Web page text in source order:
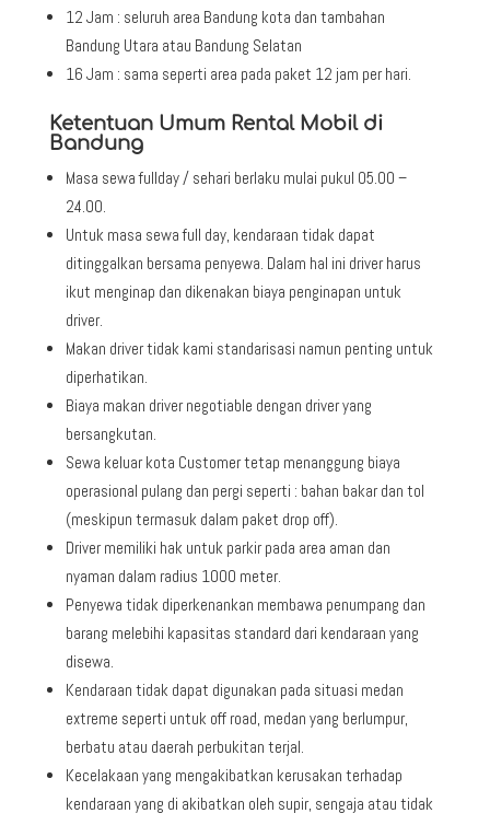
12 Jam : seluruh area Bandung kota dan tambahan
Bandung Utara atau Bandung Selatan
16 Jam : sama seperti area pada paket 12 jam per hari.
Ketentuan Umum Rental Mobil di
Bandung
Masa sewa fullday / sehari berlaku mulai pukul 05.00 –
24.00.
Untuk masa sewa full day, kendaraan tidak dapat
ditinggalkan bersama penyewa. Dalam hal ini driver harus
ikut menginap dan dikenakan biaya penginapan untuk
driver.
Makan driver tidak kami standarisasi namun penting untuk
diperhatikan.
Biaya makan driver negotiable dengan driver yang
bersangkutan.
Sewa keluar kota Customer tetap menanggung biaya
operasional pulang dan pergi seperti : bahan bakar dan tol
(meskipun termasuk dalam paket drop off).
Driver memiliki hak untuk parkir pada area aman dan
nyaman dalam radius 1000 meter.
Penyewa tidak diperkenankan membawa penumpang dan
barang melebihi kapasitas standard dari kendaraan yang
disewa.
Kendaraan tidak dapat digunakan pada situasi medan
extreme seperti untuk off road, medan yang berlumpur,
berbatu atau daerah perbukitan terjal.
Kecelakaan yang mengakibatkan kerusakan terhadap
kendaraan yang di akibatkan oleh supir, sengaja atau tidak